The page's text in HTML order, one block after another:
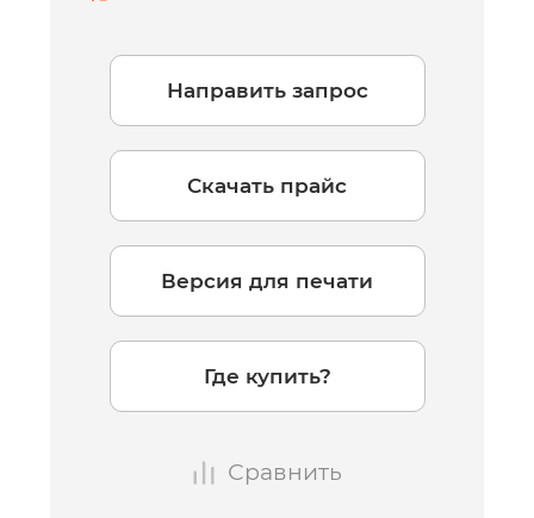
Направить запрос
Скачать прайс
Версия для печати
Где купить?
Сравнить